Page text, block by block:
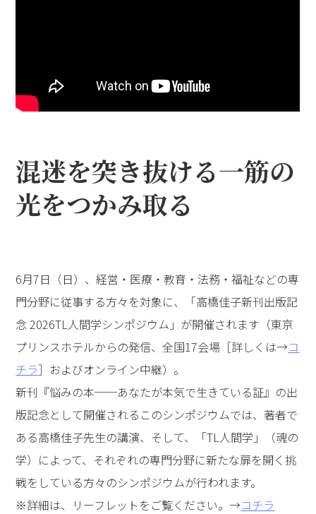
混迷を突き抜ける一筋の
光をつかみ取る
6月7日（日）、経営・医療・教育・法務・福祉などの専
門分野に従事する方々を対象に、「高橋佳子新刊出版記
念 2026TL人間学シンポジウム」が開催されます（東京
プリンスホテルからの発信、全国17会場［詳しくは→コ
チラ］およびオンライン中継）。
新刊『悩みの本──あなたが本気で生きている証』の出
版記念として開催されるこのシンポジウムでは、著者で
ある高橋佳子先生の講演、そして、「TL人間学」（魂の
学）によって、それぞれの専門分野に新たな扉を開く挑
戦をしている方々のシンポジウムが行われます。
※詳細は、リーフレットをご覧ください。→コチラ